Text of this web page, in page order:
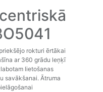
rokturi ērtākai
ar 360 grādu leņķī
lietošanas
savākšanai. Ātruma